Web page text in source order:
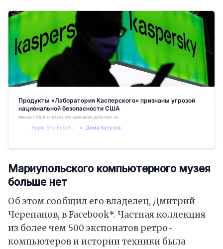
Продукты «Лаборатория Касперского» признаны угрозой
национальной безопасности США
Минюст США считает, что компания работает совместно с ФСБ
Apple SPb Event Дима Кутузов
Мариупольского компьютерного музея
больше нет
Об этом сообщил его владелец, Дмитрий
Черепанов, в Facebook*. Частная коллекция
из более чем 500 экспонатов ретро-
компьютеров и истории техники была